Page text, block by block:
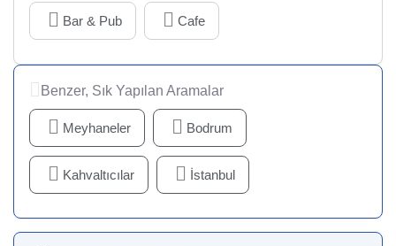
Bar & Pub Cafe
Benzer, Sık Yapılan Aramalar
Meyhaneler Bodrum
Kahvaltıcılar İstanbul